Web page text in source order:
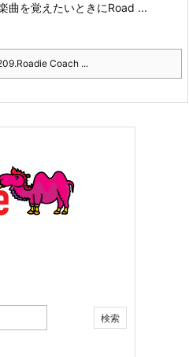
曲を覚えたいときにRoad ...
Coach ...